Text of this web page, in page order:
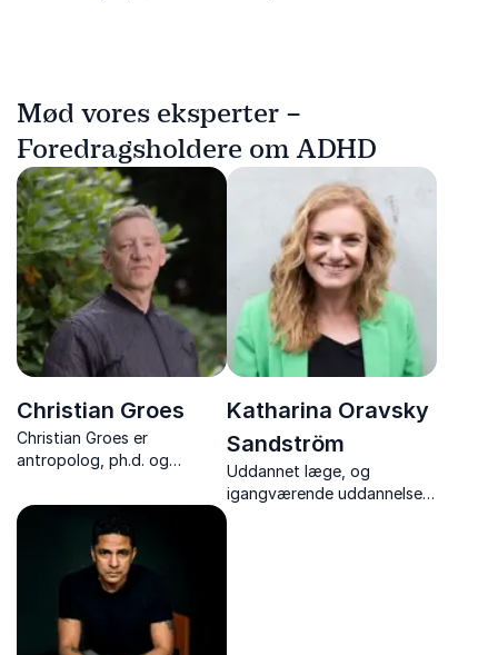
Mød vores eksperter –
Foredragsholdere om ADHD
Christian Groes
Christian Groes er
antropolog, ph.d. og
udgangspunkt i sin søn
Oskar udfordrer
normalitetsidealet og
værdsætter alles særpræg.
Katharina Oravsky
Sandström
Uddannet læge, og
igangværende uddannelse